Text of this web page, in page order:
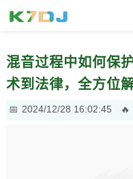
混音过程中如何保
术到法律，全方位解
2024/12/28 16:02:45